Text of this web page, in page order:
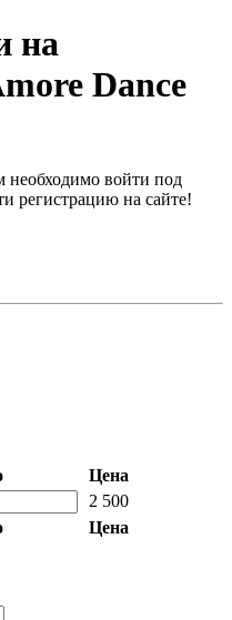
на
Dance
необходимо войти под
регистрацию на сайте!
Цена
2 500
Цена